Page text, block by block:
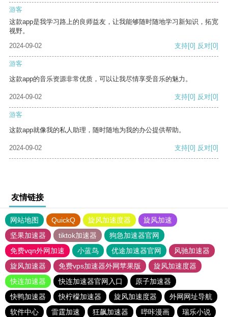
游客
这款app是我学习路上的良师益友，让我能够随时随地学习新知识，拓宽
视野。
2024-09-02
支持[0] 反对[0]
游客
这款app的音乐资源非常优质，可以让我尽情享受音乐的魅力。
2024-09-02 支持[0] 反对[0]
游客
这款app就像我的私人助理，随时随地为我的办公提供帮助。
2024-09-02 支持[0] 反对[0]
友情链接
网站地图 QuickQ 旋风加速度器
旋风加速
坚果加速器
tiktok加速器
狗急加速器官网
免费vqn外网加速
小蓝鸟 优途加速器官网
风驰加速器
旋风加速器
免费vps加速器外网苹果版
旋风加速度器
快连加速器
快连加速器官网入口
原子加速器
快鸭加速器
快柠檬加速器 旋风加速度器
外网网址导航
软件中心
雷霆加速 狂飙加速器 哔咔漫画
瑞乐小说